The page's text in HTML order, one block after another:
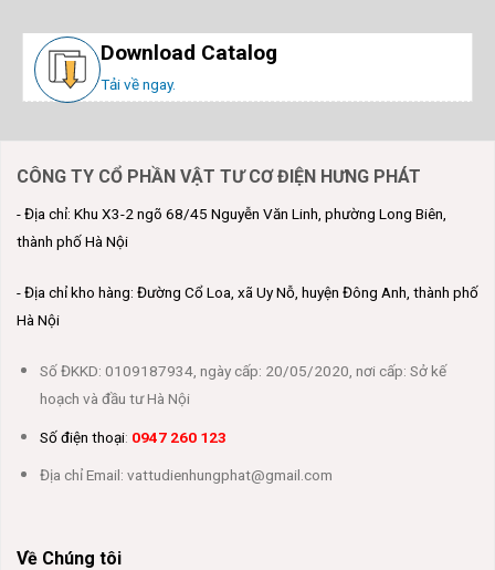
Download Catalog
Tải về ngay.
CÔNG TY CỔ PHẦN VẬT TƯ CƠ ĐIỆN HƯNG PHÁT
- Địa chỉ: Khu X3-2 ngõ 68/45 Nguyễn Văn Linh, phường Long Biên,
thành phố Hà Nội
- Địa chỉ kho hàng: Đường Cổ Loa, xã Uy Nỗ, huyện Đông Anh, thành phố
Hà Nội
Số ĐKKD: 0109187934, ngày cấp: 20/05/2020, nơi cấp: Sở kế
hoạch và đầu tư Hà Nội
Số điện thoại: 0947 260 123
Địa chỉ Email: vattudienhungphat@gmail.com
Về Chúng tôi